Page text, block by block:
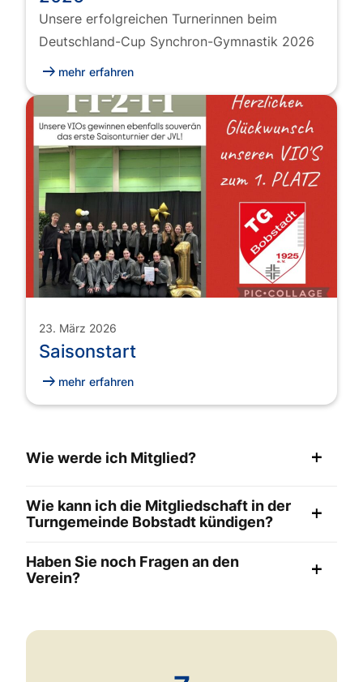
Unsere erfolgreichen Turnerinnen beim
Deutschland-Cup Synchron-Gymnastik 2026
arrow_right_alt mehr erfahren
23. März 2026
Saisonstart
arrow_right_alt mehr erfahren
Wie werde ich Mitglied? add
Beitrittserklärung.
Wie kann ich die Mitgliedschaft in der
Turngemeinde Bobstadt kündigen?
add
bobstadt.de
Haben Sie noch Fragen an den
Verein?
add